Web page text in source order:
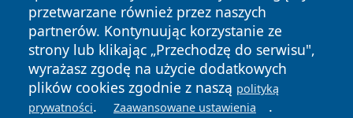
przetwarzane również przez naszych
partnerów. Kontynuując korzystanie ze
strony lub klikając „Przechodzę do serwisu",
wyrażasz zgodę na użycie dodatkowych
plików cookies zgodnie z naszą polityką
prywatności. Zaawansowane ustawienia .
zastrzeżone.
News Autorzy
Polityka
Prywatności
Polityka
Cookies